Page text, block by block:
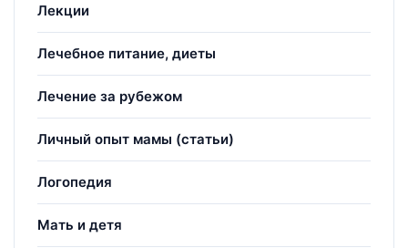
Лекции
Лечебное питание, диеты
Лечение за рубежом
Личный опыт мамы (статьи)
Логопедия
Мать и детя